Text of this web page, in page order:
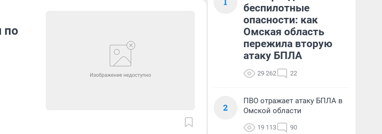
по
беспилотные
опасности: как
Омская область
пережила вторую
атаку БПЛА
29 262 22
2
ПВО отражает атаку БПЛА в
Омской области
19 113 90